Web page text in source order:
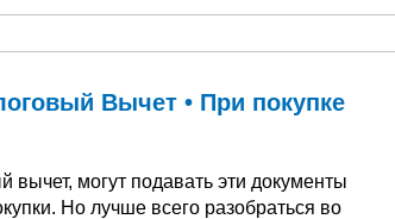
Вычет • При покупке
вычет, могут подавать эти документы
Но лучше всего разобраться во